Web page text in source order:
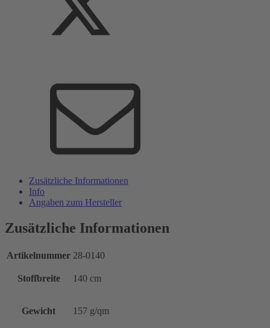
Zusätzliche Informationen
Info
Angaben zum Hersteller
Zusätzliche Informationen
Artikelnummer 28-0140
Stoffbreite 140 cm
Gewicht 157 g/qm